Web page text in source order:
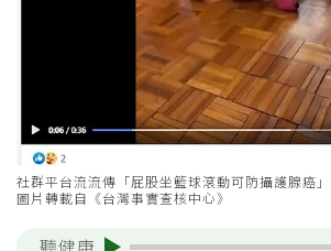
社群平台流流傳「屁股坐籃球滾動可防攝護腺癌」
圖片轉載自《台灣事實查核中心》